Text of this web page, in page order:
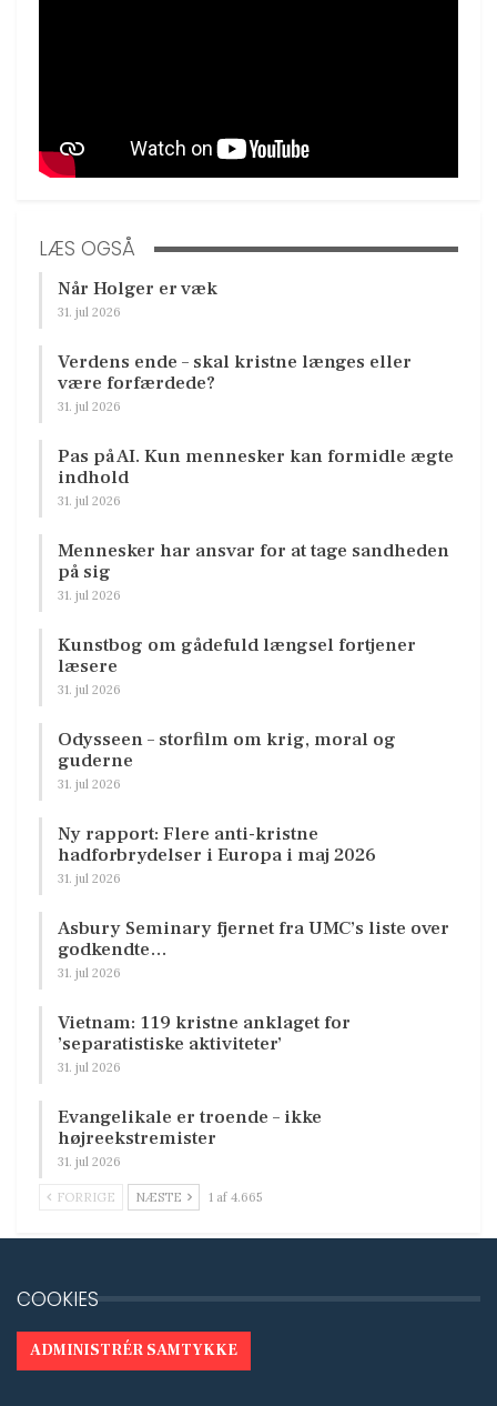
LÆS OGSÅ
Når Holger er væk
31. jul 2026
Verdens ende – skal kristne længes eller
være forfærdede?
31. jul 2026
Pas på AI. Kun mennesker kan formidle ægte
indhold
31. jul 2026
Mennesker har ansvar for at tage sandheden
på sig
31. jul 2026
Kunstbog om gådefuld længsel fortjener
læsere
31. jul 2026
Odysseen – storfilm om krig, moral og
guderne
31. jul 2026
Ny rapport: Flere anti-kristne
hadforbrydelser i Europa i maj 2026
31. jul 2026
Asbury Seminary fjernet fra UMC’s liste over
godkendte…
31. jul 2026
Vietnam: 119 kristne anklaget for
’separatistiske aktiviteter’
31. jul 2026
Evangelikale er troende – ikke
højreekstremister
31. jul 2026
FORRIGE NÆSTE 1 af 4.665
COOKIES
ADMINISTRÉR SAMTYKKE